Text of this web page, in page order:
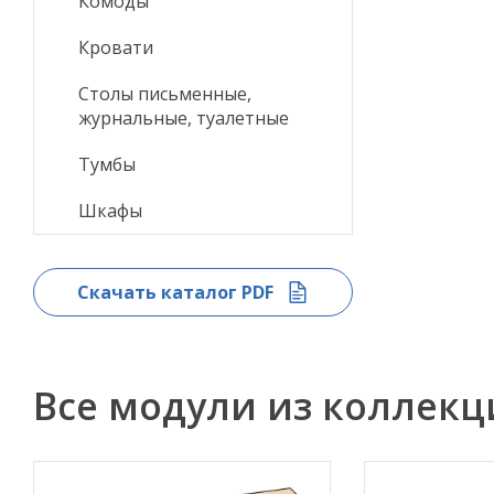
Кровати
Столы письменные,
журнальные, туалетные
Тумбы
Шкафы
Скачать каталог PDF
Все модули из